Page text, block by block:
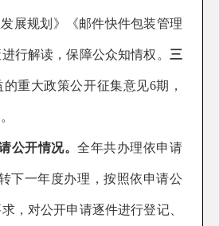
发展规划》《邮件快件包装管理
行解读，保障公众知情权 。 三
的重大政策公开征集意见6期，
公开情况。全年共办理依申请
下一年度办理 ，按照依申请公
，对公开申请逐件进行登记、